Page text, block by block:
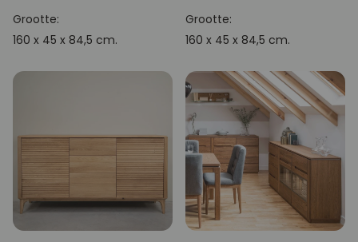
Grootte:
160 x 45 x 84,5 cm.
Grootte:
160 x 45 x 84,5 cm.